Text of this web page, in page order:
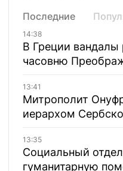
Последние
14:38
В Греции вандалы
часовню
13:41
Митрополит
иерархом
13:35
Социальный
гуманитарную